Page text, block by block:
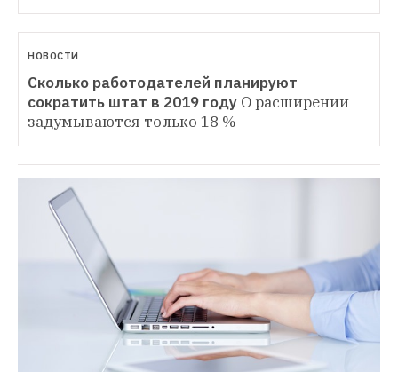
НОВОСТИ
Сколько работодателей планируют
сократить штат в 2019 году О расширении
задумываются только 18 %